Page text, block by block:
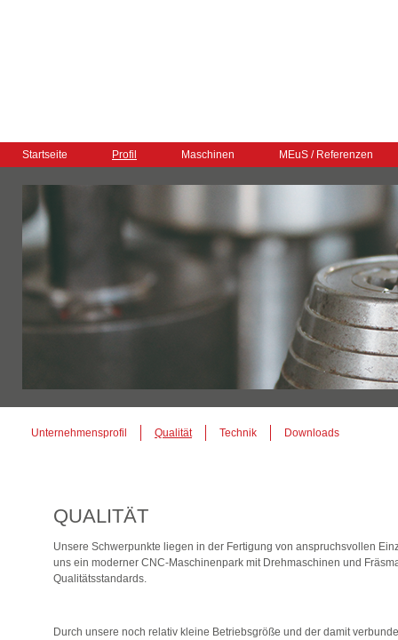
Startseite Profil Maschinen MEuS / Referenzen
Unternehmensprofil Qualität Technik Downloads
QUALITÄT
Unsere Schwerpunkte liegen in der Fertigung von anspruchsvollen
uns ein moderner CNC-Maschinenpark mit Drehmaschinen und
Qualitätsstandards.
Durch unsere noch relativ kleine Betriebsgröße und der damit